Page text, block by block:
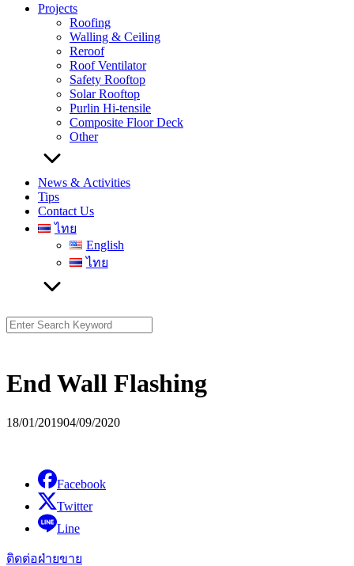
Projects
Roofing
Walling & Ceiling
Reroof
Roof Ventilator
Safety Rooftop
Solar Rooftop
Purlin Hi-tensile
Composite Floor Deck
Other
News & Activities
Tips
Contact Us
ไทย
English
ไทย
Search
for:
End Wall Flashing
18/01/201904/09/2020
Facebook
Twitter
Line
ติดต่อฝ่ายขาย